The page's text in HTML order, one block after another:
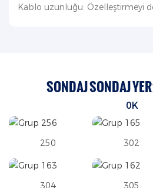
Kablo uzunluğu: Özelleştirmeyi
SONDAJ SONDAJ
0K
250 302
304 305